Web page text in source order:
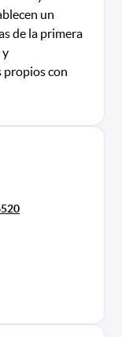
un
de la primera
y
propios con